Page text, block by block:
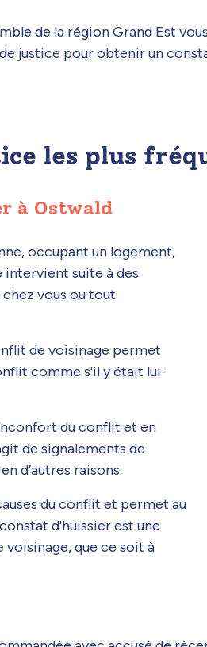
de la région Grand Est
justice pour obtenir un
les plus
à Ostwald
occupant un logement,
intervient suite à des
vous ou tout
de voisinage permet
comme s'il y était lui-
du conflit et en
de signalements de
d’autres raisons.
du conflit et permet au
d'huissier est une
que ce soit à